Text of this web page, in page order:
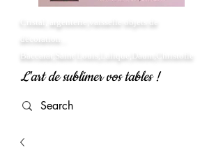
Cristal, argenterie,vaisselle objets de
décoration...
Baccarat,Saint Louis,Lalique,Daum,Christofle
L'art de sublimer vos tables !